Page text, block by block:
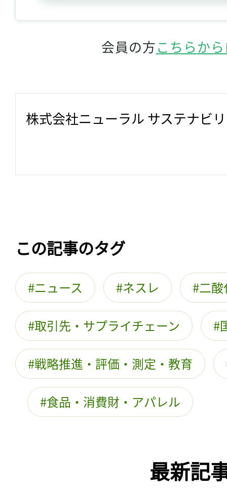
会員の方こちらか
株式会社ニューラル サステナビ
この記事のタグ
ニュース ネスレ 二
取引先・サプライチェーン
戦略推進・評価・測定・教育
食品・消費財・アパレル
最新記